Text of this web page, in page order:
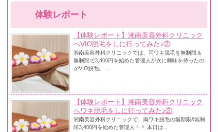
体験レポート
【体験レポート】湘南美容外科クリニック
へVIO脱毛をしに行ってみた♪②
湘南美容外科クリニックでは、両ワキ脱毛を無制限＆
無制限で3,400円を始めた管理人が次に興味を持ったの
がVIO脱毛。 ...
【体験レポート】湘南美容外科クリニック
へワキ脱毛をしに行ってみた♪②
湘南美容外科クリニックで、両ワキ脱毛の無期限&無制
限3,400円を始めた管理人＾＾ 本日は...